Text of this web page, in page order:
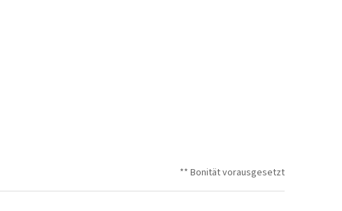
** Bonität vorausgesetzt